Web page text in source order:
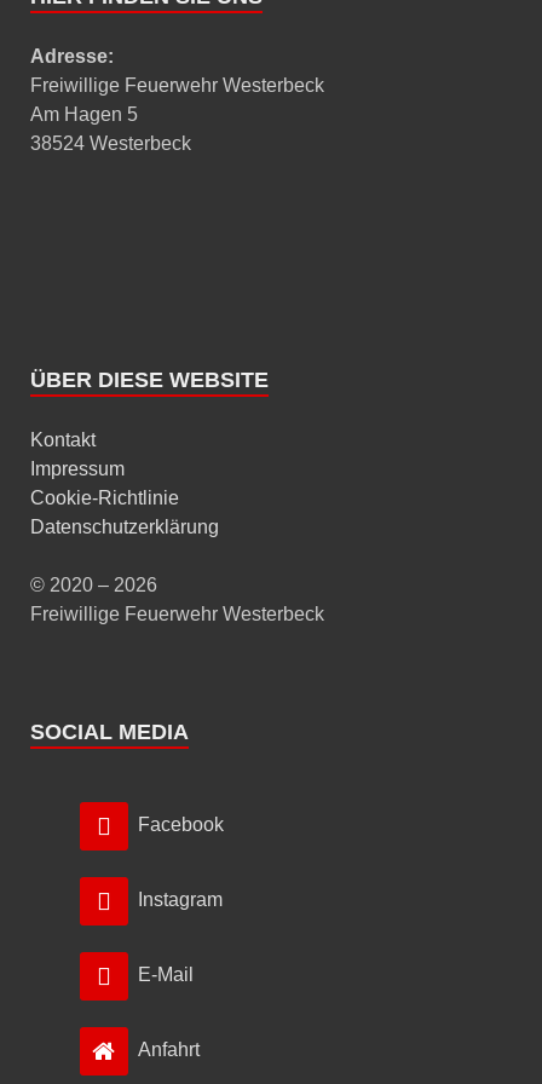
Adresse:
Freiwillige Feuerwehr Westerbeck
Am Hagen 5
38524 Westerbeck
ÜBER DIESE WEBSITE
Kontakt
Impressum
Cookie-Richtlinie
Datenschutzerklärung
© 2020 – 2026
Freiwillige Feuerwehr Westerbeck
SOCIAL MEDIA
Facebook
Instagram
E-Mail
Anfahrt